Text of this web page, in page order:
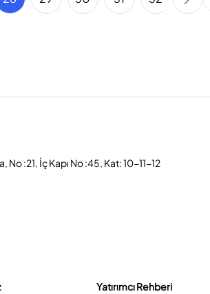
:21, İç Kapı No :45, Kat: 10-11-12
Yatırımcı Rehberi